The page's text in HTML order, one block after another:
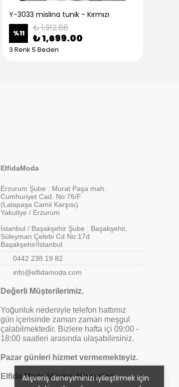
Alışveriş deneyiminizi iyileştirmek için
Y-3033 mislina tunik - Kırmızı
%11 ₺ 1,912.88
₺ 1,699.00
3 Renk 5 Beden
ElfidaModa
Erzurum Şube : Murat Paşa mah.
Cumhuriyet Cad. No:76/F
(Lalapaşa Camii Karşısı)
Yakutiye / Erzurum
İstanbul / Başakşehir Şube : Başakşehir,
Süleyman Çelebi Cd No:17d
Başakşehir/İstanbul
0442 238 19 82
info@elfidamoda.com
Değerli Müşterilerimiz,
Yoğunluk nedeniyle telefon hattımız
gün içerisinde zaman zaman meşgul
çalabilmektedir. Bizlere hafta içi 09:00 -
18:00 saatleri arasında ulaşabilirsiniz.
Pazar günleri hizmet vermemekteyiz.
Elfida Moda Müşteri Hizmetleri